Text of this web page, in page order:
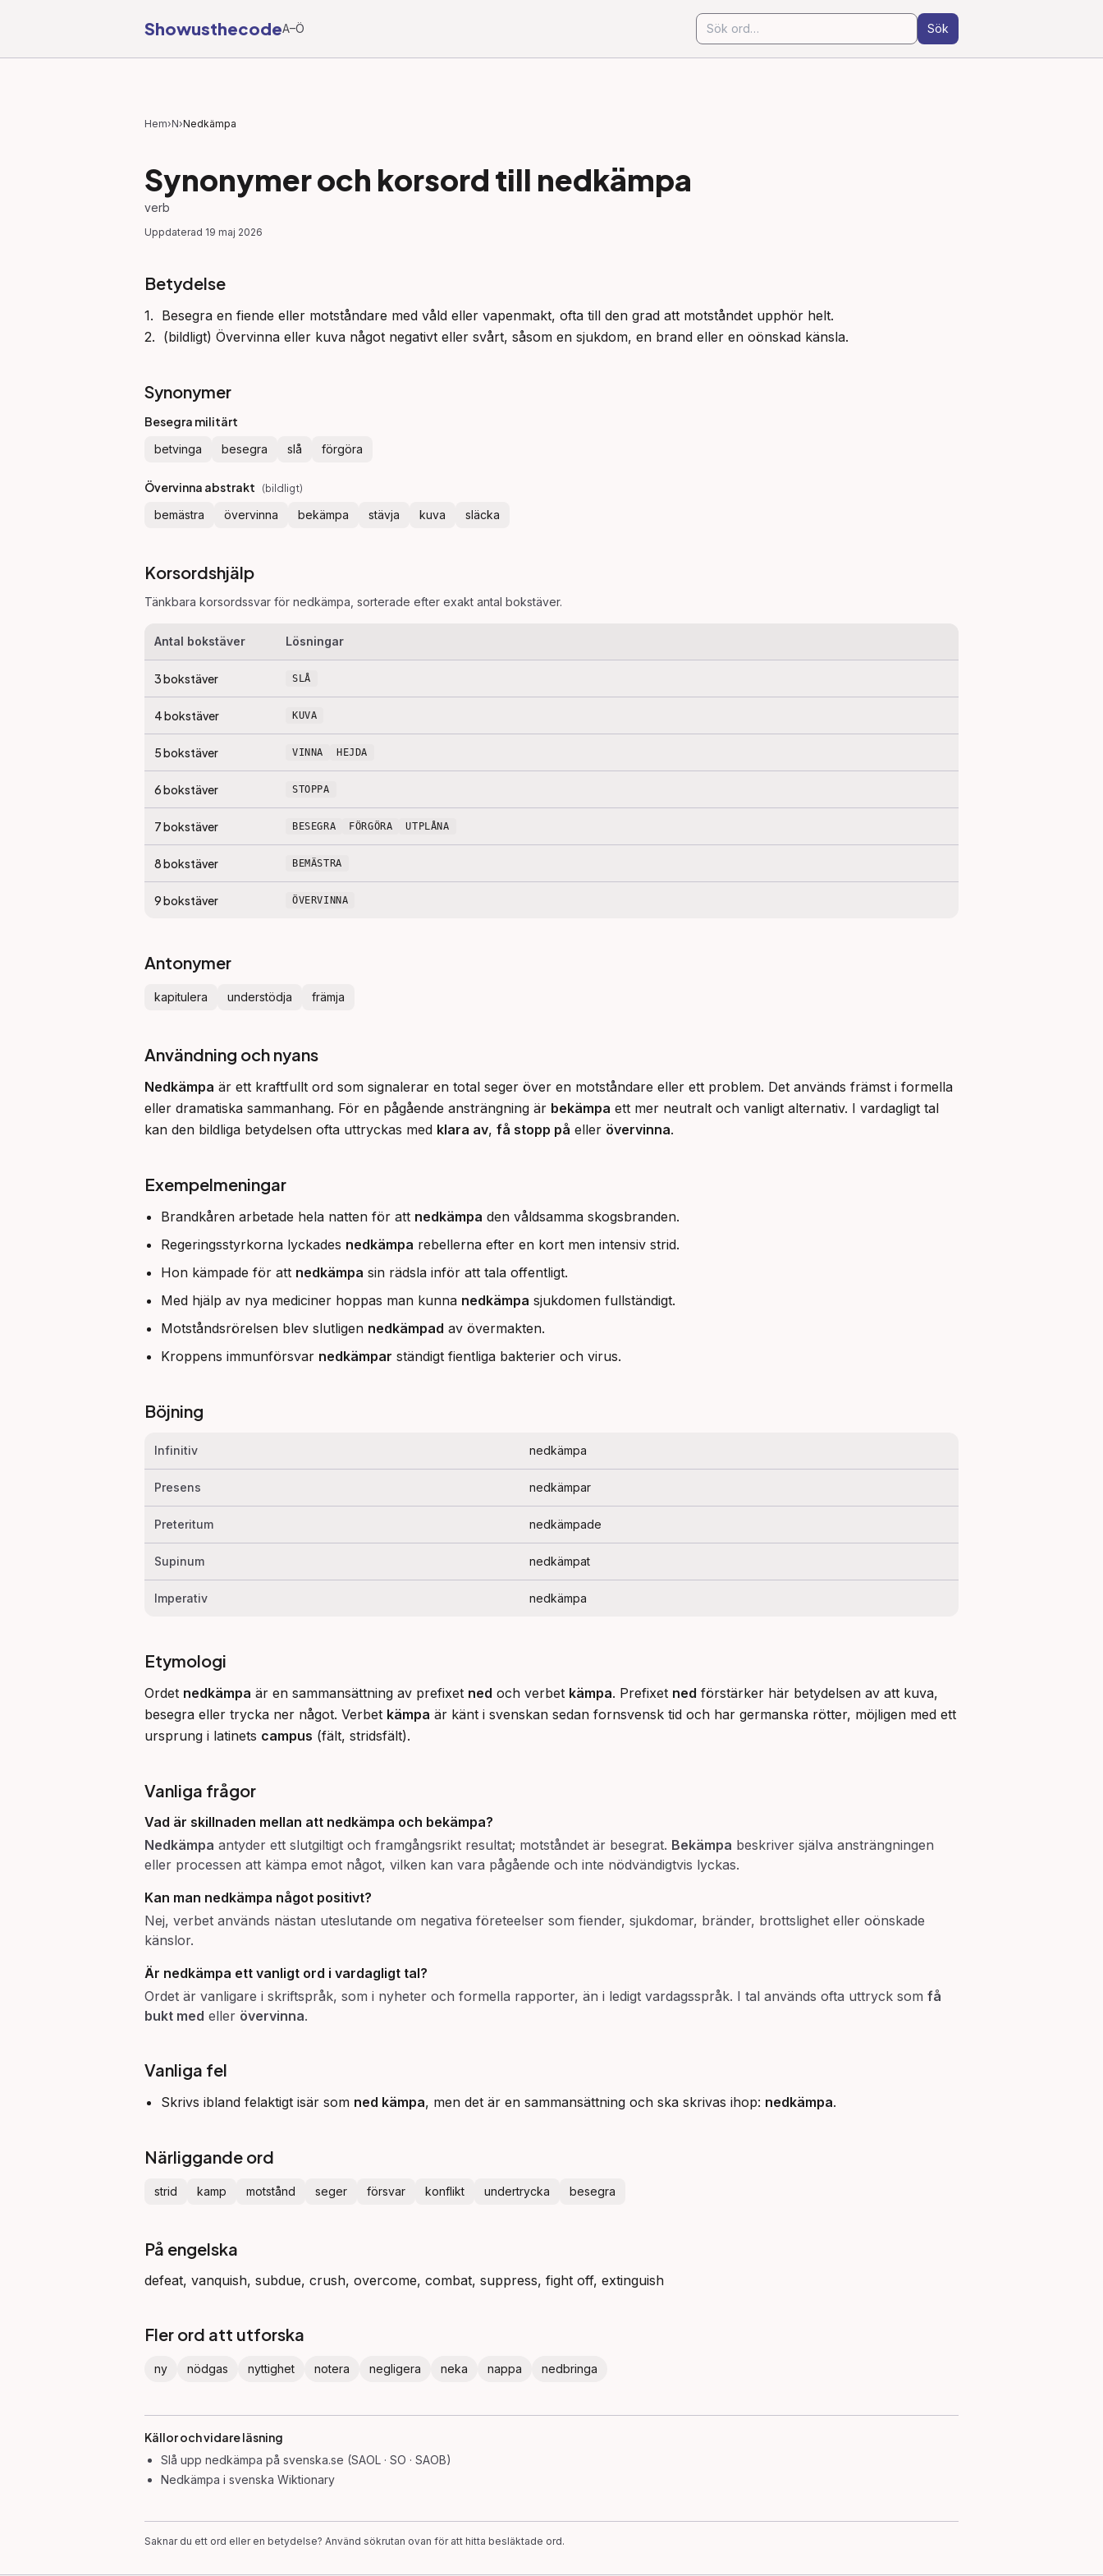
ShowusthecodeA–Ö Sök
Hem›N›Nedkämpa
Synonymer och korsord till nedkämpa
verb
Uppdaterad 19 maj 2026
Betydelse
1.  Besegra en fiende eller motståndare med våld eller vapenmakt, ofta till den grad att motståndet upphör helt.
2.  (bildligt) Övervinna eller kuva något negativt eller svårt, såsom en sjukdom, en brand eller en oönskad känsla.
Synonymer
Besegra militärt
betvinga besegra slå förgöra
Övervinna abstrakt (bildligt)
bemästra övervinna bekämpa stävja kuva släcka
Korsordshjälp
Tänkbara korsordssvar för nedkämpa , sorterade efter exakt antal bokstäver.
Antal bokstäver Lösningar
3bokstäver SLÅ
4bokstäver KUVA
5bokstäver VINNA HEJDA
6bokstäver STOPPA
7bokstäver BESEGRA FÖRGÖRA UTPLÅNA
8bokstäver BEMÄSTRA
9bokstäver ÖVERVINNA
Antonymer
kapitulera understödja främja
Användning och nyans
Nedkämpa är ett kraftfullt ord som signalerar en total seger över en motståndare eller ett problem. Det används främst i formella
eller dramatiska sammanhang. För en pågående ansträngning är bekämpa ett mer neutralt och vanligt alternativ. I vardagligt tal
kan den bildliga betydelsen ofta uttryckas med klara av, få stopp på eller övervinna.
Exempelmeningar
Brandkåren arbetade hela natten för att nedkämpa den våldsamma skogsbranden.
Regeringsstyrkorna lyckades nedkämpa rebellerna efter en kort men intensiv strid.
Hon kämpade för att nedkämpa sin rädsla inför att tala offentligt.
Med hjälp av nya mediciner hoppas man kunna nedkämpa sjukdomen fullständigt.
Motståndsrörelsen blev slutligen nedkämpad av övermakten.
Kroppens immunförsvar nedkämpar ständigt fientliga bakterier och virus.
Böjning
Infinitiv nedkämpa
Presens nedkämpar
Preteritum nedkämpade
Supinum nedkämpat
Imperativ nedkämpa
Etymologi
Ordet nedkämpa är en sammansättning av prefixet ned och verbet kämpa. Prefixet ned förstärker här betydelsen av att kuva,
besegra eller trycka ner något. Verbet kämpa är känt i svenskan sedan fornsvensk tid och har germanska rötter, möjligen med ett
ursprung i latinets campus (fält, stridsfält).
Vanliga frågor
Vad är skillnaden mellan att nedkämpa och bekämpa?
Nedkämpa antyder ett slutgiltigt och framgångsrikt resultat; motståndet är besegrat. Bekämpa beskriver själva ansträngningen
eller processen att kämpa emot något, vilken kan vara pågående och inte nödvändigtvis lyckas.
Kan man nedkämpa något positivt?
Nej, verbet används nästan uteslutande om negativa företeelser som fiender, sjukdomar, bränder, brottslighet eller oönskade
känslor.
Är nedkämpa ett vanligt ord i vardagligt tal?
Ordet är vanligare i skriftspråk, som i nyheter och formella rapporter, än i ledigt vardagsspråk. I tal används ofta uttryck som få
bukt med eller övervinna.
Vanliga fel
Skrivs ibland felaktigt isär som ned kämpa, men det är en sammansättning och ska skrivas ihop: nedkämpa.
Närliggande ord
strid kamp motstånd seger försvar konflikt undertrycka besegra
På engelska
defeat, vanquish, subdue, crush, overcome, combat, suppress, fight off, extinguish
Fler ord att utforska
ny nödgas nyttighet notera negligera neka nappa nedbringa
Källor och vidare läsning
Slå upp nedkämpa på svenska.se (SAOL · SO · SAOB)
Nedkämpa i svenska Wiktionary
Saknar du ett ord eller en betydelse? Använd sökrutan ovan för att hitta besläktade ord.